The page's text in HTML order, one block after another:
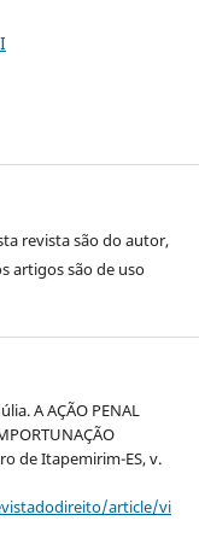
revista são do autor,
artigos são de uso
A AÇÃO PENAL
de Itapemirim-ES, v.
article/vi